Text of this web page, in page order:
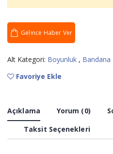
Gelince Haber Ver
Alt Kategori: Boyunluk , Bandana
Favoriye Ekle
Açıklama Yorum (0)
Taksit Seçenekleri